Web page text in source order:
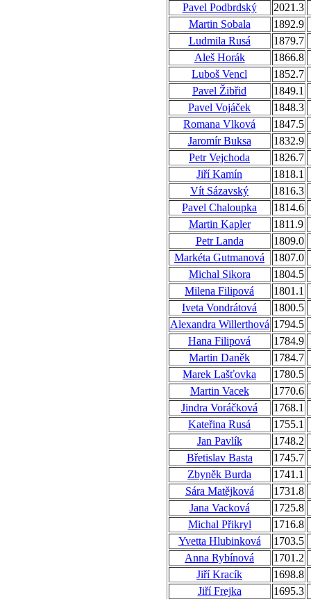
Pavel Podbrdský
2021.3
Martin Sobala
1892.9
Ludmila Rusá
1879.7
Aleš Horák
1866.8
Luboš Vencl
1852.7
Pavel Žibřid
1849.1
Pavel Vojáček
1848.3
Romana Vlková
1847.5
Jaromír Buksa
1832.9
Petr Vejchoda
1826.7
Jiří Kamín
1818.1
Vít Sázavský
1816.3
Pavel Chaloupka
1814.6
Martin Kapler
1811.9
Petr Landa
1809.0
Markéta Gutmanová
1807.0
Michal Sikora
1804.5
Milena Filipová
1801.1
Iveta Vondrátová
1800.5
Alexandra Willerthová 1794.5
Hana Filipová
1784.9
Martin Daněk
1784.7
Marek Lašťovka
1780.5
Martin Vacek
1770.6
Jindra Voráčková
1768.1
Kateřina Rusá
1755.1
Jan Pavlík
1748.2
Břetislav Basta
1745.7
Zbyněk Burda
1741.1
Sára Matějková
1731.8
Jana Vacková
1725.8
Michal Přikryl
1716.8
Yvetta Hlubinková
1703.5
Anna Rybínová
1701.2
Jiří Kracík
1698.8
Jiří Frejka
1695.3